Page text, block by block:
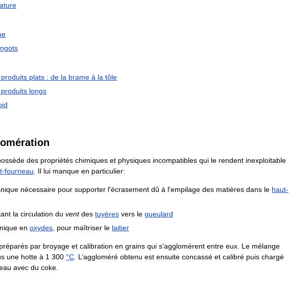
produits plats : de la brame à la tôle
produits longs
des propriétés chimiques et physiques incompatibles qui le rendent inexploitable
-fourneau Il lui manque en particulier:
nécessaire pour supporter l'écrasement dû à l'empilage des matières dans le haut-
la circulation du vent des tuyères vers le gueulard
en oxydes pour maîtriser le laitier
préparés par broyage et calibration en grains qui s'agglomèrent entre eux Le mélange
une hotte à 1 300 °C L ’aggloméré obtenu est ensuite concassé et calibré puis chargé
avec du coke